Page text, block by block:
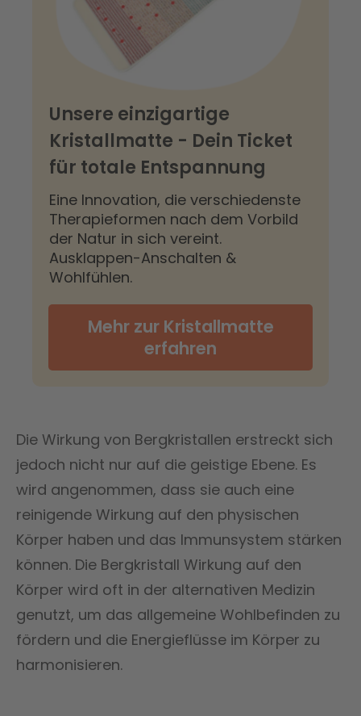
Unsere einzigartige
Kristallmatte - Dein Ticket
für totale Entspannung
Eine Innovation, die verschiedenste
Therapieformen nach dem Vorbild
der Natur in sich vereint.
Ausklappen-Anschalten &
Wohlfühlen.
Mehr zur Kristallmatte
erfahren
Die Wirkung von Bergkristallen erstreckt sich
jedoch nicht nur auf die geistige Ebene. Es
wird angenommen, dass sie auch eine
reinigende Wirkung auf den physischen
Körper haben und das Immunsystem stärken
können. Die Bergkristall Wirkung auf den
Körper wird oft in der alternativen Medizin
genutzt, um das allgemeine Wohlbefinden zu
fördern und die Energieflüsse im Körper zu
harmonisieren.